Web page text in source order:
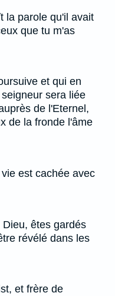
la parole qu'il avait
que tu m'as
et qui en
sera liée
de l'Eternel,
de la fronde l'âme
est cachée avec
êtes gardés
révélé dans les
et frère de